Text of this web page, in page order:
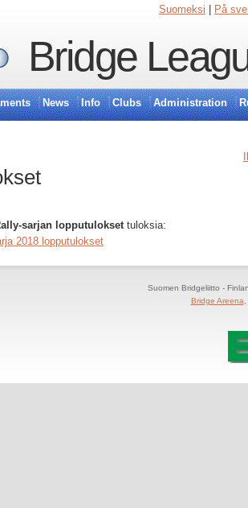
Suomeksi På
Bridge
News Info Clubs Administration
sarjan lopputuloksettuloksia:
2018 lopputulokset
Suomen Bridgeliitto -
Bridge Areena